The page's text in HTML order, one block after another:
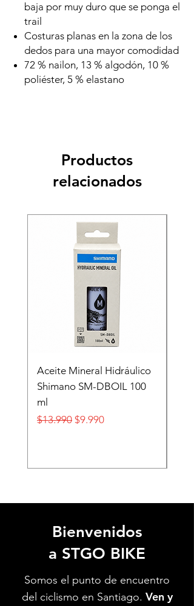
baja por muy duro que se ponga el
trail
Costuras planas en la zona de los
dedos para una mayor comodidad
72 % nailon, 13 % algodón, 10 %
poliéster, 5 % elastano
Productos
relacionados
Aceite Mineral Hidráulico
Shimano SM-DBOIL 100
ml
Precio
$13.990 Precio de oferta
$9.990
Bienvenidos
a STGO BIKE
Somos el punto de encuentro
del ciclismo en Santiago. Ven y